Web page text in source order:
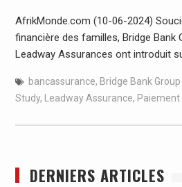
AfrikMonde.com (10-06-2024)
financière des familles, Bridge Bank
Leadway Assurances ont introduit
bancassurance, Bridge Bank Group
Study, Leadway Assurance, Paiement
DERNIERS ARTICLES